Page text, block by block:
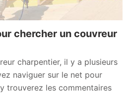
chercher un couvreur
charpentier, il y a plusieurs
naviguer sur le net pour
trouverez les commentaires